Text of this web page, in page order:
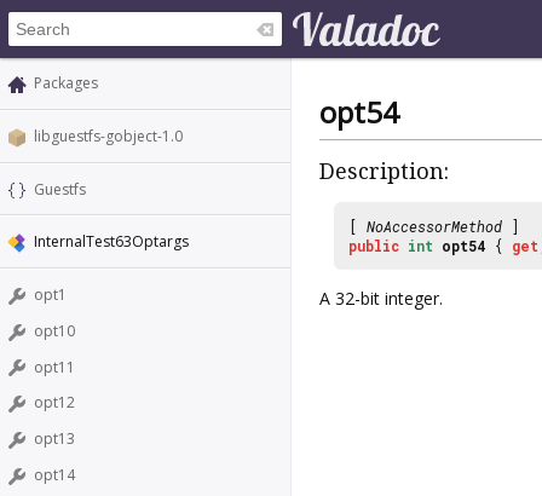
Packages
libguestfs-gobject-1.0
Guestfs
InternalTest63Optargs
opt1
opt10
opt11
opt12
opt13
opt14
opt54
Description:
[ NoAccessorMethod ]
public int opt54 { get
A 32-bit integer.